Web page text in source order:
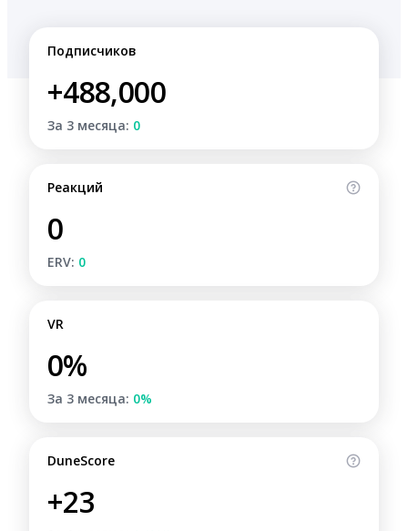
Подписчиков
+488,000
За 3 месяца: 0
Реакций
0
ERV: 0
VR
0%
За 3 месяца: 0%
DuneScore
+23